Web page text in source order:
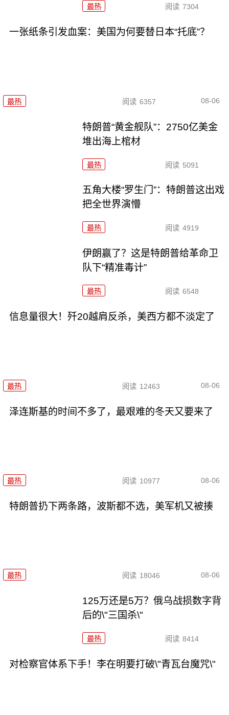
最热 阅读 7304
一张纸条引发血案：美国为何要替日本“托底”？
最热 阅读 6357 08-06
特朗普“黄金舰队”：2750亿美金
堆出海上棺材
最热 阅读 5091
五角大楼“罗生门”：特朗普这出戏
把全世界演懵
最热 阅读 4919
伊朗赢了？这是特朗普给革命卫
队下“精准毒计”
最热 阅读 6548
信息量很大！歼20越肩反杀，美西方都不淡定了
最热 阅读 12463 08-06
泽连斯基的时间不多了，最艰难的冬天又要来了
最热 阅读 10977 08-06
特朗普扔下两条路，波斯都不选，美军机又被揍
最热 阅读 18046 08-06
125万还是5万？俄乌战损数字背
后的\"三国杀\"
最热 阅读 8414
对检察官体系下手！李在明要打破\"青瓦台魔咒\"